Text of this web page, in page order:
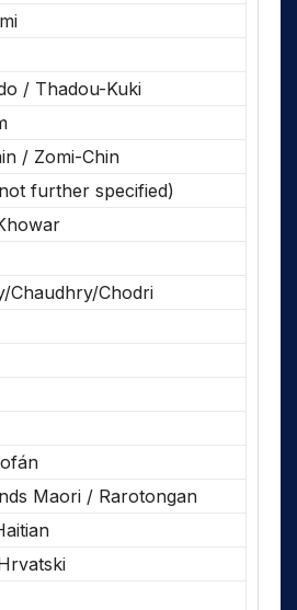
/ Thadou-Kuki
/ Zomi-Chin
further specified)
Chaudhry/Chodri
Maori / Rarotongan